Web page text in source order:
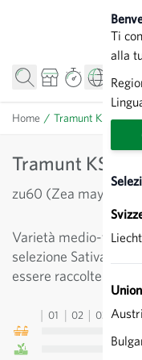
Ti
alla
Home / Tramunt KS - Mais
Tramunt KS -
zu60 (Zea mays)
Varietà medio-
selezione Sativa. Le
essere raccolte circa
01 02 03 04